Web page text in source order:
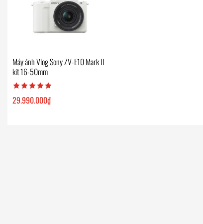
Máy ảnh Vlog Sony ZV-E10 Mark II
kit 16-50mm
29.990.000₫